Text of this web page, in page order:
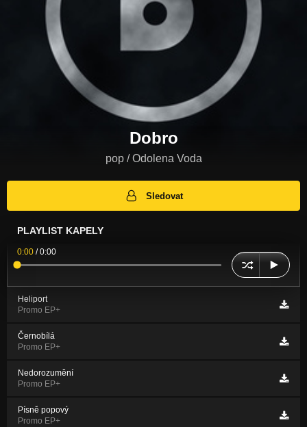
Dobro
pop / Odolena Voda
Sledovat
PLAYLIST KAPELY
0:00 /0:00
Heliport
Promo EP+
Černobílá
Promo EP+
Nedorozumění
Promo EP+
Písně popový
Promo EP+